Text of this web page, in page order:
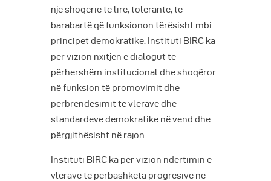
një shoqërie të lirë, tolerante, të
barabartë që funksionon tërësisht mbi
principet demokratike. Instituti BIRC ka
për vizion nxitjen e dialogut të
përhershëm institucional dhe shoqëror
në funksion të promovimit dhe
përbrendësimit të vlerave dhe
standardeve demokratike në vend dhe
përgjithësisht në rajon.
Instituti BIRC ka për vizion ndërtimin e
vlerave të përbashkëta progresive në